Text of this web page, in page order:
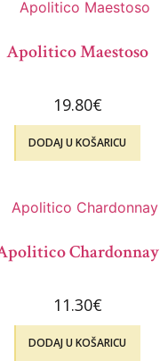
Apolitico Maestoso
19.80€
DODAJ U KOŠARICU
Chardonnay
11.30€
DODAJ U KOŠARICU